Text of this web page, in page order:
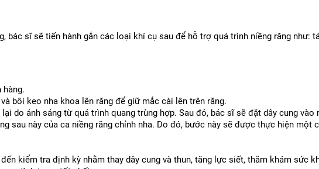
sĩ sẽ tiến hành gắn các loại khí cụ sau để hỗ trợ quá trình niềng răng như:
hàng.
bôi keo nha khoa lên răng để giữ mắc cài lên trên răng.
do ánh sáng từ quá trình quang trùng hợp. Sau đó, bác sĩ sẽ đặt dây cung vào
sau này của ca niềng răng chỉnh nha. Do đó, bước này sẽ được thực hiện một
kiểm tra định kỳ nhằm thay dây cung và thun, tăng lực siết, thăm khám sức